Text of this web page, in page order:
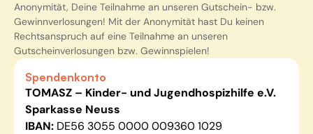
Anonymität, Deine Teilnahme an unseren Gutschein- bzw.
Gewinnverlosungen! Mit der Anonymität hast Du keinen
Rechtsanspruch auf eine Teilnahme an unseren
Gutscheinverlosungen bzw. Gewinnspielen!
Spendenkonto
TOMASZ – Kinder- und Jugendhospizhilfe e.V.
Sparkasse Neuss
IBAN: DE56 3055 0000 009360 1029